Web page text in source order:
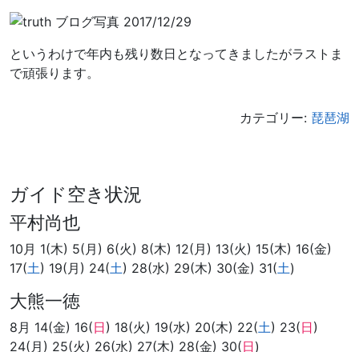
というわけで年内も残り数日となってきましたがラストま
で頑張ります。
カテゴリー: 琵琶湖
ガイド空き状況
平村尚也
10月 1(木) 5(月) 6(火) 8(木) 12(月) 13(火) 15(木) 16(金)
17(土) 19(月) 24(土) 28(水) 29(木) 30(金) 31(土)
大熊一徳
8月 14(金) 16(日) 18(火) 19(水) 20(木) 22(土) 23(日)
24(月) 25(火) 26(水) 27(木) 28(金) 30(日)